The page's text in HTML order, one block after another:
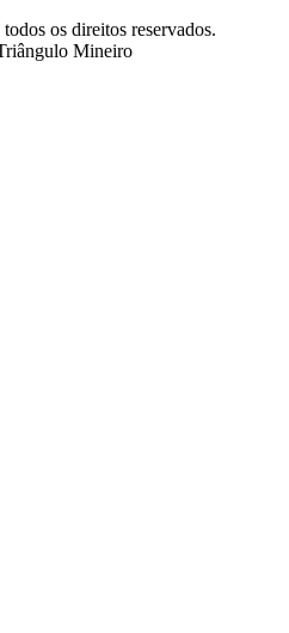
os direitos reservados.
Mineiro